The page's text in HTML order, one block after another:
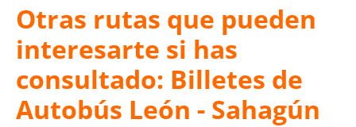
Otras rutas que pueden
interesarte si has
consultado: Billetes de
Autobús León - Sahagún